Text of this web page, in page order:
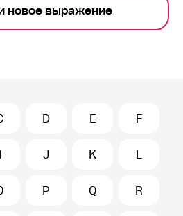
новое выражение
D E F
I J K L
P Q R